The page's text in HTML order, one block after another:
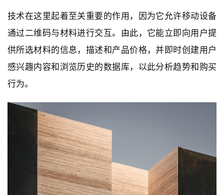
技术在这里起着至关重要的作用，因为它允许移动设备
通过二维码与材料进行交互。由此，它能立即向用户提
供所选材料的信息，描述和产品价格，并即时创建用户
感兴趣内容和浏览历史的数据库，以此分析趋势和购买
行为。